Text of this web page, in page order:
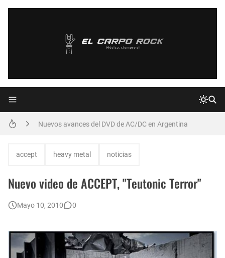
Declaraciones de Paulo Jr. de Sepultura
Confirmado: Vuelve MALÓN! - 12/2011
Nuevos avances del DVD de AC/DC en Argentina
Autobiografía fotográfica de Jimmy Page.
accept heavy metal noticias
Nuevo video de ACCEPT, "Teutonic Terror"
Mayo 10, 2010 0